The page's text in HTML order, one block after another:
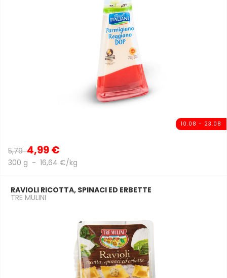
10.08 - 23.08
5,794,99 €
300 g - 16,64 €/kg
RAVIOLI RICOTTA, SPINACI ED ERBETTE
TRE MULINI